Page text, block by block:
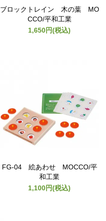
ブロックトレイン 木の葉 MO
CCO/平和工業
1,650円(税込)
FG-04 絵あわせ MOCCO/平
和工業
1,100円(税込)